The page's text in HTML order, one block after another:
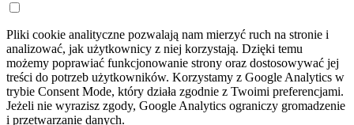
Pliki cookie analityczne pozwalają nam mierzyć ruch na stronie i
analizować, jak użytkownicy z niej korzystają. Dzięki temu
możemy poprawiać funkcjonowanie strony oraz dostosowywać jej
treści do potrzeb użytkowników. Korzystamy z Google Analytics w
trybie Consent Mode, który działa zgodnie z Twoimi preferencjami.
Jeżeli nie wyrazisz zgody, Google Analytics ograniczy gromadzenie
i przetwarzanie danych.